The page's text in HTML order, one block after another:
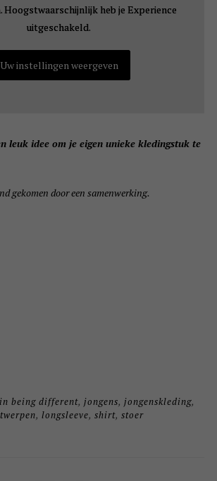
Hoogstwaarschijnlijk heb je Experience
uitgeschakeld.
Uw instellingen weergeven
Hoogstwaarschijnlijk heb je Experience
uitgeschakeld.
Uw instellingen weergeven
leuk idee om je eigen unieke kledingstuk te
gekomen door een samenwerking.
being different,jongens,jongenskleding,
, longsleeve, shirt, stoer